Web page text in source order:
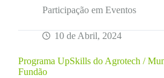
Participação em Eventos
10 de Abril, 2024
Programa UpSkills do Agrotech /
Fundão